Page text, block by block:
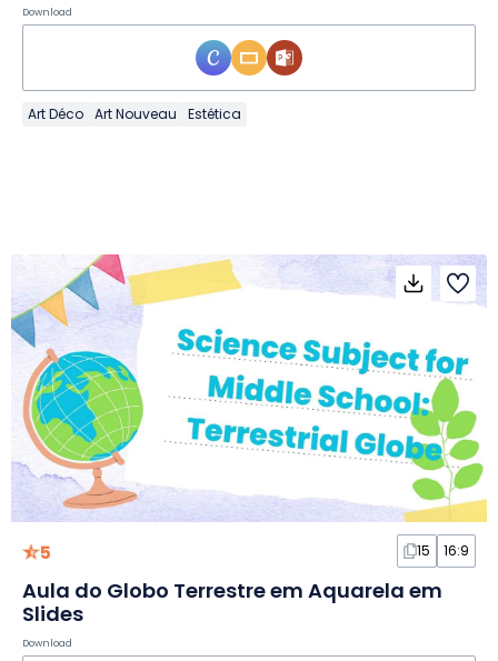
Download
Art Déco Art Nouveau Estética
5 15 16:9
Aula do Globo Terrestre em Aquarela em
Slides
Download